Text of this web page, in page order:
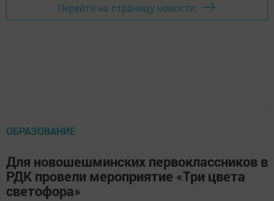
Перейти на страницу новости
ОБРАЗОВАНИЕ
Для новошешминских первоклассников в
РДК провели мероприятие «Три цвета
светофора»